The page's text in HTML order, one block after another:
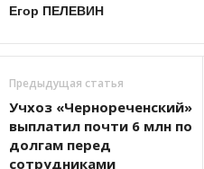
Егор ПЕЛЕВИН
Предыдущая статья
Учхоз «Чернореченский»
выплатил почти 6 млн по
долгам перед
сотрудниками